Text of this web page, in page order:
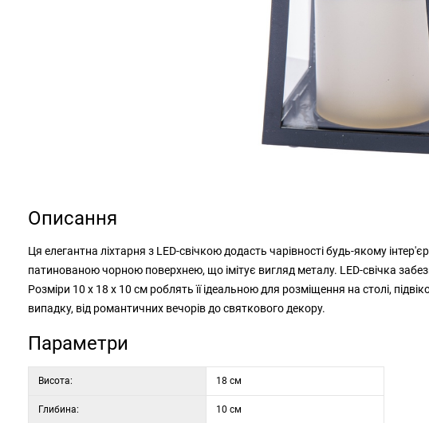
Описання
Ця елегантна ліхтарня з LED-свічкою додасть чарівності будь-якому
патинованою чорною поверхнею, що імітує вигляд металу. LED-свічка
Розміри 10 x 18 x 10 см роблять її ідеальною для розміщення на столі,
випадку, від романтичних вечорів до святкового декору.
Параметри
Висота: 18 см
Глибина: 10 см